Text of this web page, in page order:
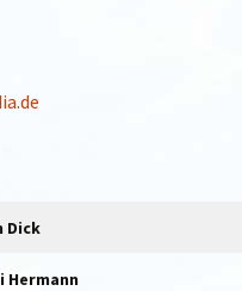
Dick
Hermann